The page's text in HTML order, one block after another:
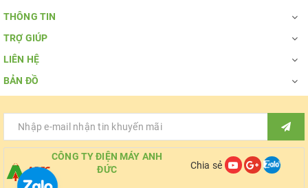
THÔNG TIN
TRỢ GIÚP
LIÊN HỆ
BẢN ĐỒ
CÔNG TY ĐIỆN MÁY ANH
ĐỨC
Chia sẻ